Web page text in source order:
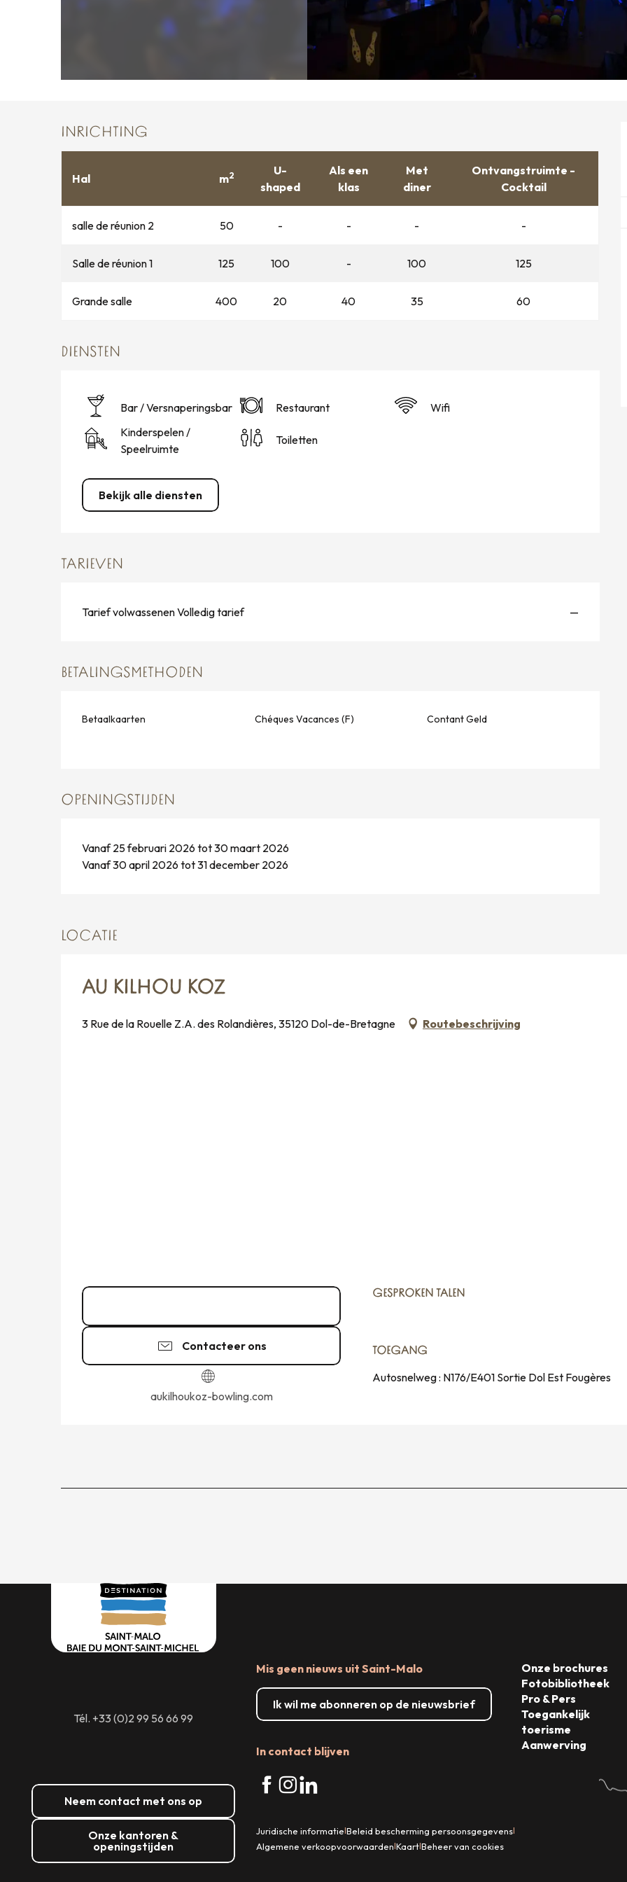
INRICHTING
Hal m2
U-
shaped
Als een
klas
Met
diner
Ontvangstruimte -
Cocktail
salle de réunion 2 50 - - - -
Salle de réunion 1 125 100 - 100 125
Grande salle 400 20 40 35 60
DIENSTEN
Bar / Versnaperingsbar Restaurant
Wifi
Kinderspelen /
Speelruimte
Toiletten
Bekijk alle diensten
TARIEVEN
Tarief volwassenen Volledig tarief —
BETALINGSMETHODEN
Betaalkaarten Chéques Vacances (F) Contant Geld
OPENINGSTIJDEN
Vanaf 25 februari 2026 tot 30 maart 2026
Vanaf 30 april 2026 tot 31 december 2026
LOCATIE
AU KILHOU KOZ
3 Rue de la Rouelle Z.A. des Rolandières, 35120 Dol-de-Bretagne Routebeschrijving
Contacteer ons
aukilhoukoz-bowling.com
GESPROKEN TALEN
GESPROKEN TALEN
TOEGANG
TOEGANG
Autosnelweg : N176/E401 Sortie Dol Est Fougères
Tél. +33 (0)2 99 56 66 99
Neem contact met ons op
Onze kantoren &
openingstijden
Mis geen nieuws uit Saint-Malo
Ik wil me abonneren op de nieuwsbrief
In contact blijven
Onze brochures
Fotobibliotheek
Pro & Pers
Toegankelijk
toerisme
Aanwerving
Juridische informatie|Beleid bescherming persoonsgegevens|
Algemene verkoopvoorwaarden|Kaart|Beheer van cookies